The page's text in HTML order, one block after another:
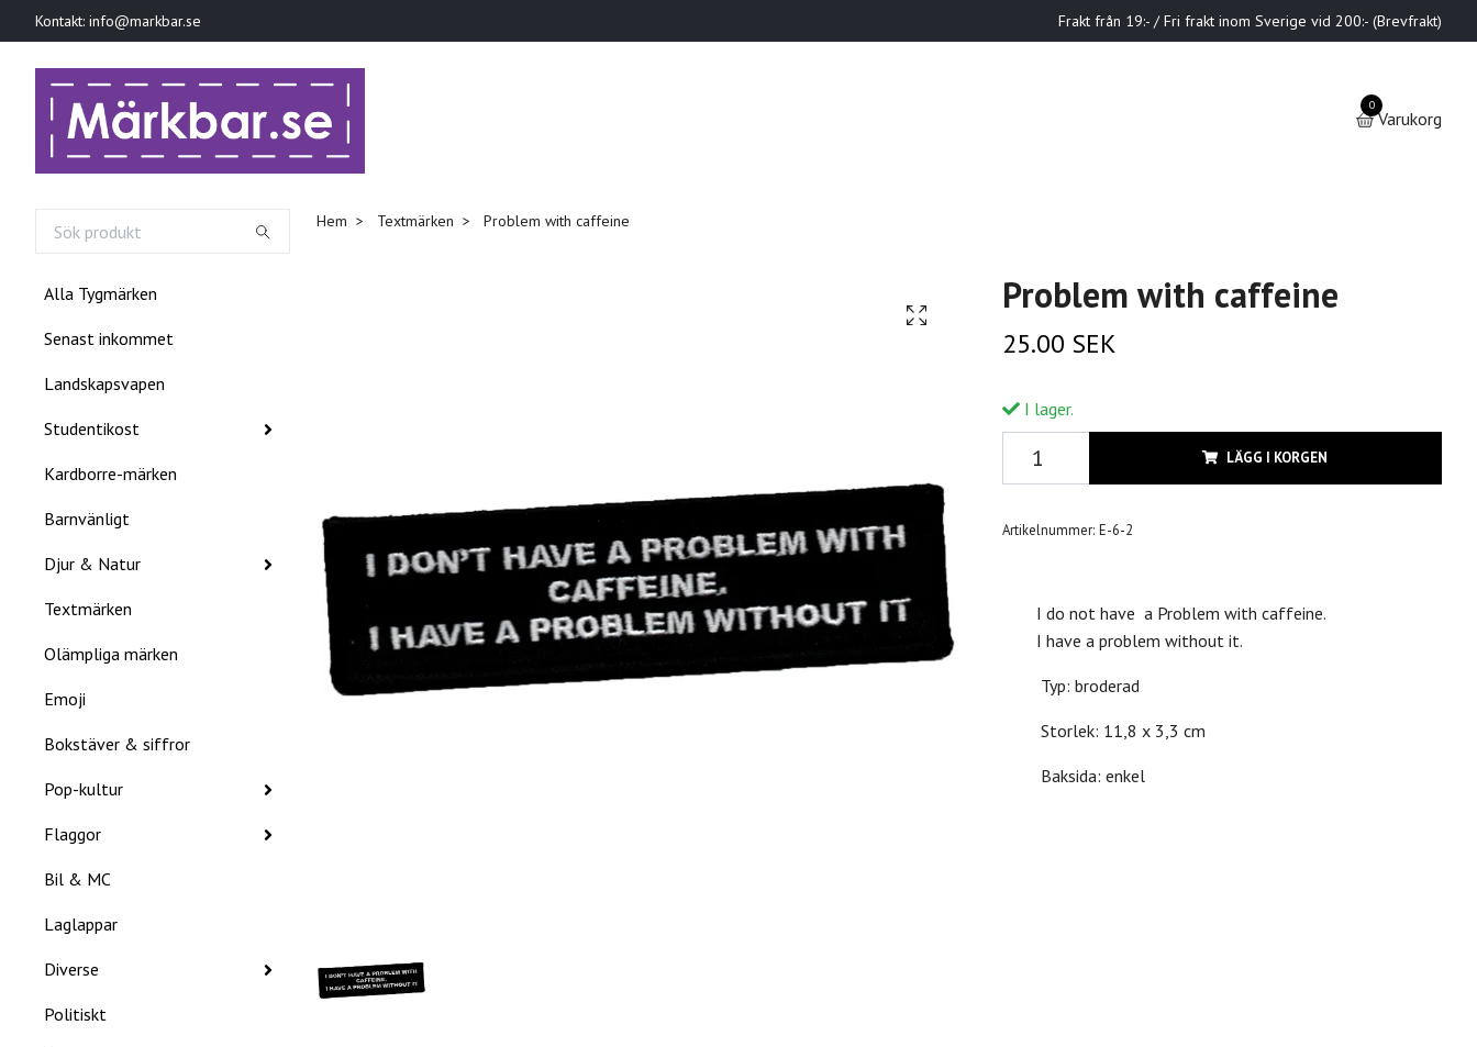
Kontakt: info@markbar.se Frakt från 19:- / Fri frakt inom Sverige vid 200:- (Brevfrakt)
0
Varukorg
Alla Tygmärken
Senast inkommet
Landskapsvapen
Studentikost
Kardborre-märken
Barnvänligt
Djur & Natur
Textmärken
Olämpliga märken
Emoji
Bokstäver & siffror
Pop-kultur
Flaggor
Bil & MC
Laglappar
Diverse
Politiskt
Hem Textmärken Problem with caffeine
Problem with caffeine
25.00 SEK
I lager.
LÄGG I KORGEN
Artikelnummer: E-6-2
I do not have a Problem with caffeine.
I have a problem without it.
Typ: broderad
Storlek: 11,8 x 3,3 cm
Baksida: enkel